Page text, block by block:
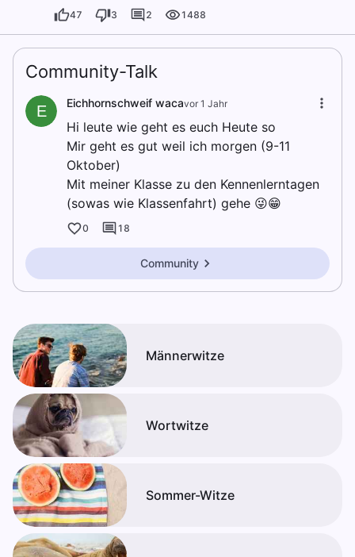
47 3 2 1488
Community-Talk
E Eichhornschweif wacavor 1 Jahr
Hi leute wie geht es euch Heute so
Mir geht es gut weil ich morgen (9-11
Oktober)
Mit meiner Klasse zu den Kennenlerntagen
(sowas wie Klassenfahrt) gehe 😜😁
0 18
Community
Männerwitze
Wortwitze
Sommer-Witze